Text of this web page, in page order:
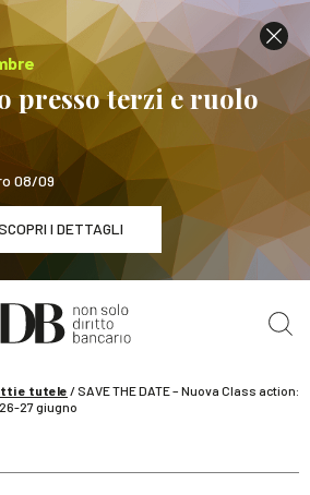
presso terzi e ruolo
08/09
I DETTAGLI
/ 29 settembre
terzi e ruolo della banca
e tutele / SAVE THE DATE – Nuova Class action:
27 giugno